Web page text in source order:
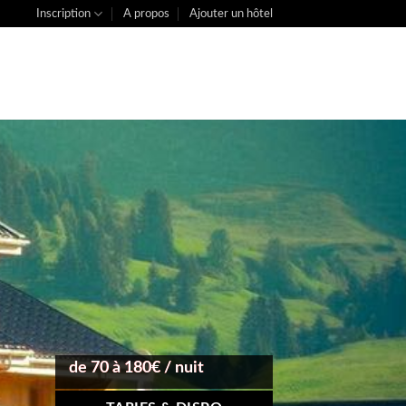
Inscription A propos Ajouter un hôtel
de 70 à 180€ / nuit